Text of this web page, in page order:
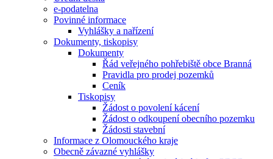
e-podatelna
Povinné informace
Vyhlášky a nařízení
Dokumenty, tiskopisy
Dokumenty
Řád veřejného pohřebiště obce Branná
Pravidla pro prodej pozemků
Ceník
Tiskopisy
Žádost o povolení kácení
Žádost o odkoupení obecního pozemku
Žádosti stavební
Informace z Olomouckého kraje
Obecně závazné vyhlášky